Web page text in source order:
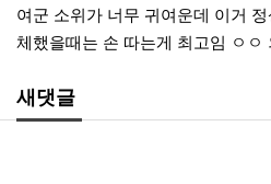
여군 소위가 너무 귀여운데 이거
체했을때는 손 따는게 최고임 ㅇㅇ
새댓글